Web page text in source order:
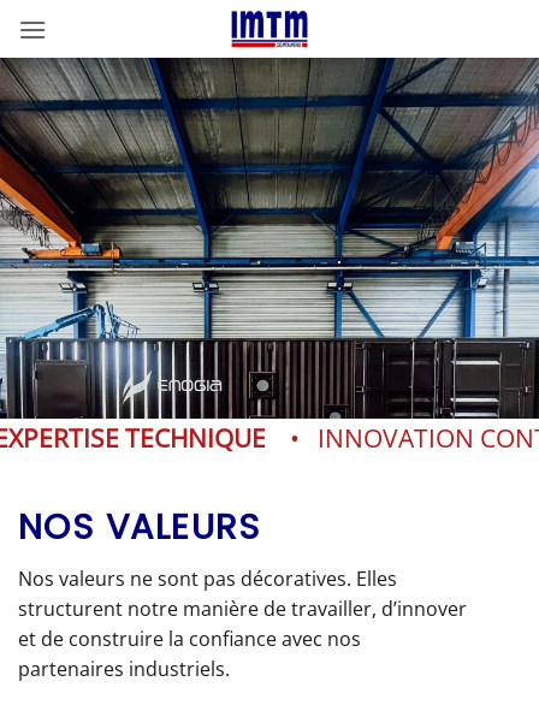
au
contenu
TECHNIQUE• INNOVATION
NOS VALEURS
Nos valeurs ne sont pas décoratives. Elles
structurent notre manière de travailler, d’innover
et de construire la confiance avec nos
partenaires industriels.